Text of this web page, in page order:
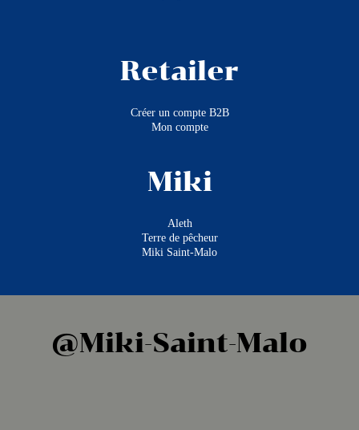
Retailer
Créer un compte B2B
Mon compte
Miki
Aleth
Terre de pêcheur
Miki Saint-Malo
@Miki-Saint-Malo